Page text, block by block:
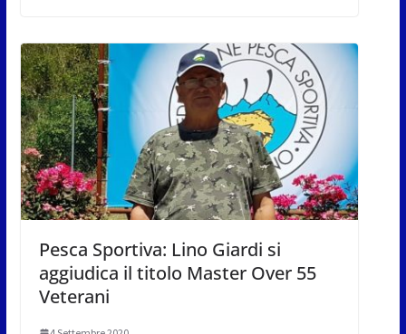
Pesca Sportiva: Lino Giardi si
aggiudica il titolo Master Over 55
Veterani